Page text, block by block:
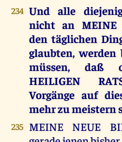
234 Und alle
nicht an MEINE
den täglichen
glaubten, werden
müssen, daß
HEILIGEN
Vorgänge auf
mehr zu meistern
235 MEINE NEUE